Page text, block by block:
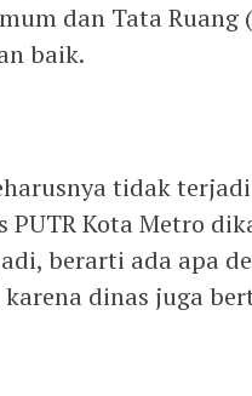
dan Tata Ruang
baik.
tidak
PUTR Kota Metro
berarti ada apa
dinas juga